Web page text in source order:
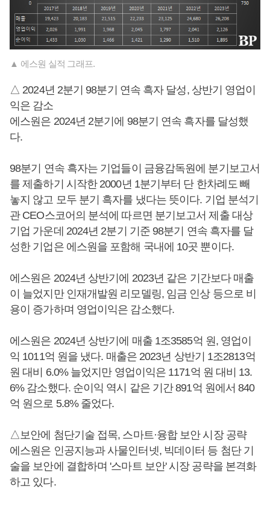
▲ 에스원 실적 그래프.
△ 2024년 2분기 98분기 연속 흑자 달성, 상반기 영업이
익은 감소
에스원은 2024년 2분기에 98분기 연속 흑자를 달성했
다.
98분기 연속 흑자는 기업들이 금융감독원에 분기보고서
를 제출하기 시작한 2000년 1분기부터 단 한차례도 빼
놓지 않고 모두 분기 흑자를 냈다는 뜻이다. 기업 분석기
관 CEO스코어의 분석에 따르면 분기보고서 제출 대상
기업 가운데 2024년 2분기 기준 98분기 연속 흑자를 달
성한 기업은 에스원을 포함해 국내에 10곳 뿐이다.
에스원은 2024년 상반기에 2023년 같은 기간보다 매출
이 늘었지만 인재개발원 리모델링, 임금 인상 등으로 비
용이 증가하며 영업이익은 감소했다.
에스원은 2024년 상반기에 매출 1조3585억 원, 영업이
익 1011억 원을 냈다. 매출은 2023년 상반기 1조2813억
원 대비 6.0% 늘었지만 영업이익은 1171억 원 대비 13.
6% 감소했다. 순이익 역시 같은 기간 891억 원에서 840
억 원으로 5.8% 줄었다.
△보안에 첨단기술 접목, 스마트·융합 보안 시장 공략
에스원은 인공지능과 사물인터넷, 빅데이터 등 첨단 기
술을 보안에 결합하며 '스마트 보안' 시장 공략을 본격화
하고 있다.